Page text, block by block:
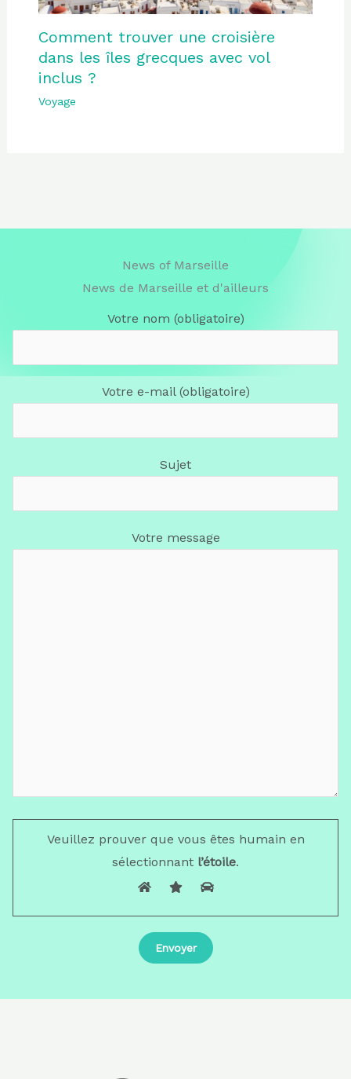
Comment trouver une croisière
dans les îles grecques avec vol
inclus ?
Voyage
News of Marseille
News de Marseille et d'ailleurs
Votre nom (obligatoire)
Votre e-mail (obligatoire)
Sujet
Votre message
Veuillez prouver que vous êtes humain en
sélectionnant l’étoile.